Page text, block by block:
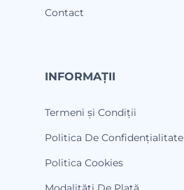
Contact
INFORMAȚII
Termeni și Condiții
Politica De Confidențialitate
Politica Cookies